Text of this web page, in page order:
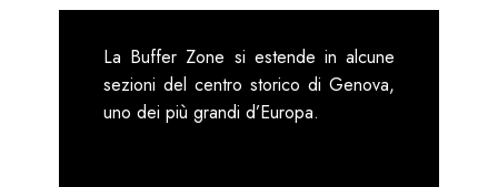
La Buffer Zone si estende in alcune
sezioni del centro storico di Genova,
uno dei più grandi d’Europa.